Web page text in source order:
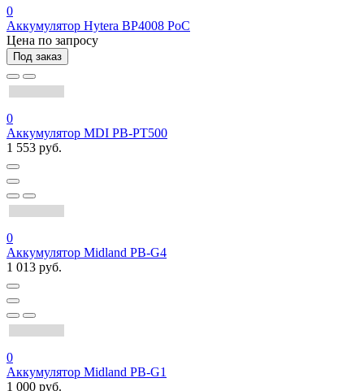
0
Аккумулятор Hytera BP4008 PoC
Цена по запросу
Под заказ
0
Аккумулятор MDI PB-PT500
1 553 руб.
0
Аккумулятор Midland PB-G4
1 013 руб.
0
Аккумулятор Midland PB-G1
1 000 руб.